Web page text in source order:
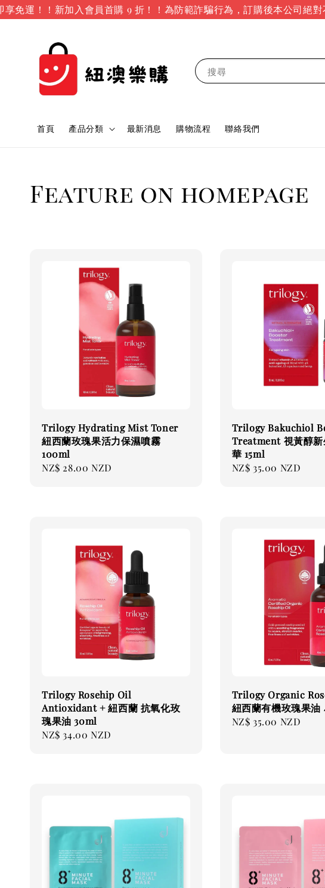
！！新加入會員首購 9 折！！為防範詐騙行為，訂購後本公司絕對不
搜尋
首頁 產品分類 最新消息 購物流程 聯絡我們
Feature on homepage
Trilogy Hydrating Mist Toner
紐西蘭玫瑰果活力保濕噴霧
100ml
Regular
NZ$ 28.00 NZD
Trilogy Bakuchiol
Treatment 視黃醇新
華 15ml
Regular
NZ$ 35.00 NZD
Trilogy Rosehip Oil
Antioxidant + 紐西蘭 抗氧化玫
瑰果油 30ml
Regular
NZ$ 34.00 NZD
Trilogy Organic
紐西蘭有機玫瑰果油
Regular
NZ$ 35.00 NZD